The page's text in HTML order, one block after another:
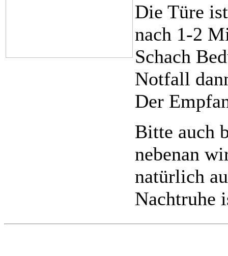
Die Türe
nach 1-2
Schach
Notfall
Der
Bitte auch
nebenan
natürlich
Nachtruhe